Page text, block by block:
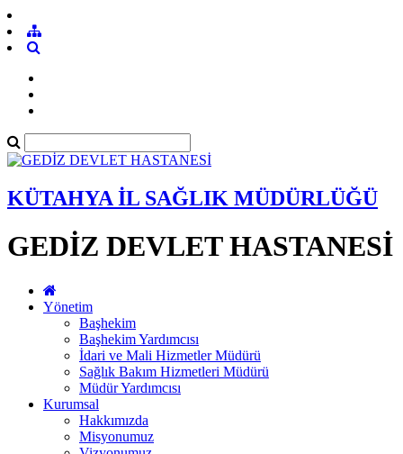
KÜTAHYA İL SAĞLIK MÜDÜRLÜĞÜ
GEDİZ DEVLET HASTANESİ
Yönetim
Başhekim
Başhekim Yardımcısı
İdari ve Mali Hizmetler Müdürü
Sağlık Bakım Hizmetleri Müdürü
Müdür Yardımcısı
Kurumsal
Hakkımızda
Misyonumuz